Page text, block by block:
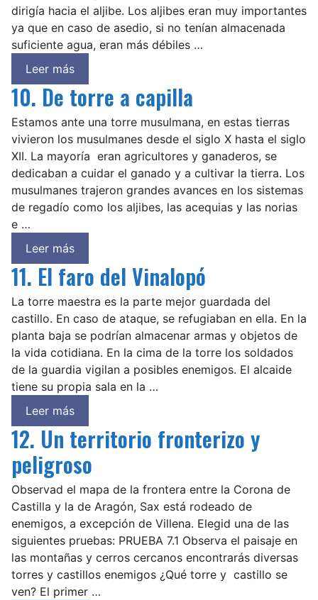
dirigía hacia el aljibe. Los aljibes eran muy importantes
ya que en caso de asedio, si no tenían almacenada
suficiente agua, eran más débiles …
Leer más
10. De torre a capilla
Estamos ante una torre musulmana, en estas tierras
vivieron los musulmanes desde el siglo X hasta el siglo
XII. La mayoría eran agricultores y ganaderos, se
dedicaban a cuidar el ganado y a cultivar la tierra. Los
musulmanes trajeron grandes avances en los sistemas
de regadío como los aljibes, las acequias y las norias
e …
Leer más
11. El faro del Vinalopó
La torre maestra es la parte mejor guardada del
castillo. En caso de ataque, se refugiaban en ella. En la
planta baja se podrían almacenar armas y objetos de
la vida cotidiana. En la cima de la torre los soldados
de la guardia vigilan a posibles enemigos. El alcaide
tiene su propia sala en la …
Leer más
12. Un territorio fronterizo y
peligroso
Observad el mapa de la frontera entre la Corona de
Castilla y la de Aragón, Sax está rodeado de
enemigos, a excepción de Villena. Elegid una de las
siguientes pruebas: PRUEBA 7.1 Observa el paisaje en
las montañas y cerros cercanos encontrarás diversas
torres y castillos enemigos ¿Qué torre y castillo se
ven? El primer …